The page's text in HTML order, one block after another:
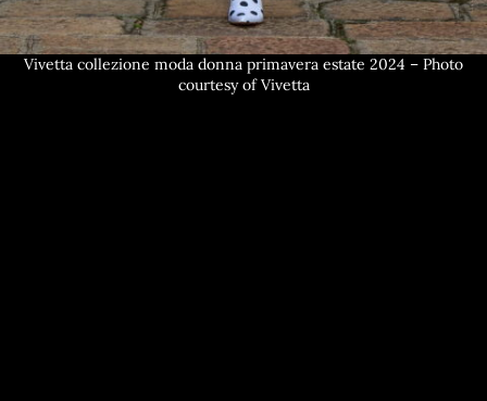
Vivetta collezione moda donna primavera estate 2024 – Photo
courtesy of Vivetta